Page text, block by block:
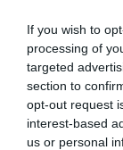
If you wish to
processing of
targeted
section to
opt-out request
interest-based
us or personal